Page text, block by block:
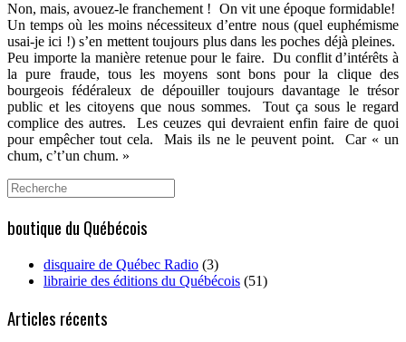
Non, mais, avouez-le franchement ! On vit une époque formidable!
Un temps où les moins nécessiteux d’entre nous (quel euphémisme
usai-je ici !) s’en mettent toujours plus dans les poches déjà pleines.
Peu importe la manière retenue pour le faire. Du conflit d’intérêts à
la pure fraude, tous les moyens sont bons pour la clique des
bourgeois fédéraleux de dépouiller toujours davantage le trésor
public et les citoyens que nous sommes.
Tout ça sous le regard
complice des autres.
Les ceuzes qui devraient enfin faire de quoi
pour empêcher tout cela.
Mais ils ne le peuvent point.
Car « un
chum, c’t’un chum. »
Search
for:
boutique du Québécois
disquaire de Québec Radio (3)
librairie des éditions du Québécois (51)
Articles récents